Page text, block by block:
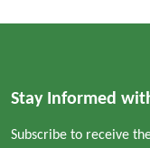
Stay Informed
Subscribe to receive